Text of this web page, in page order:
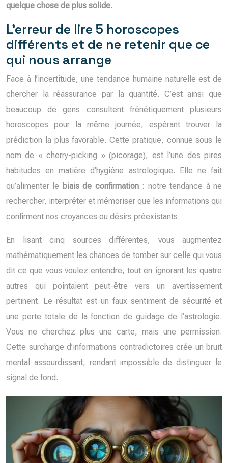
quelque chose de plus solide.
L’erreur de lire 5 horoscopes
différents et de ne retenir que ce
qui nous arrange
Face à l’incertitude, une tendance humaine naturelle est de
chercher la réassurance par la quantité. C’est ainsi que
beaucoup de gens consultent frénétiquement plusieurs
horoscopes pour la même journée, espérant trouver la
prédiction la plus favorable. Cette pratique, connue sous le
nom de « cherry-picking » (picorage), est l’une des pires
habitudes en matière d’hygiène astrologique. Elle ne fait
qu’alimenter le biais de confirmation: notre tendance à ne
rechercher, interpréter et mémoriser que les informations qui
confirment nos croyances ou désirs préexistants.
En lisant cinq sources différentes, vous augmentez
mathématiquement les chances de tomber sur celle qui vous
dit ce que vous voulez entendre, tout en ignorant les quatre
autres qui pointaient peut-être vers un avertissement
pertinent. Le résultat est un faux sentiment de sécurité et
une perte totale de la fonction de guidage de l’astrologie.
Vous ne cherchez plus une carte, mais une permission.
Cette surcharge d’informations contradictoires crée un bruit
mental assourdissant, rendant impossible de distinguer le
signal de fond.